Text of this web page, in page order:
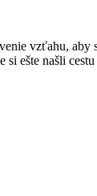
vzťahu,
ešte našli